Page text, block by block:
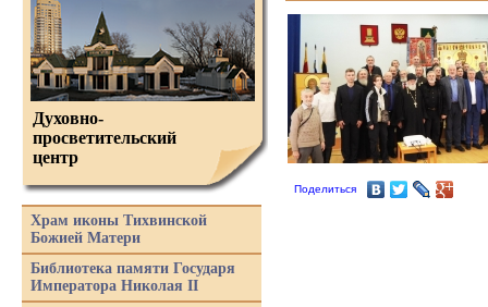
Поделиться
Духовно-
просветительский
центр
Храм иконы Тихвинской
Божией Матери
Библиотека памяти Государя
Императора Николая II